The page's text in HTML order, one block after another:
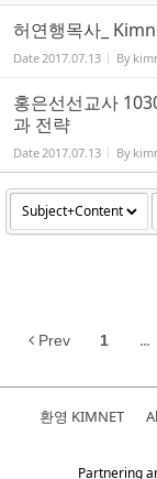
허연행목사_
Date 2017.07.13 By
홍은선선교사
과 전략
Date 2017.07.13 By
Prev 1 ...
환영 KIMNET
Partnering